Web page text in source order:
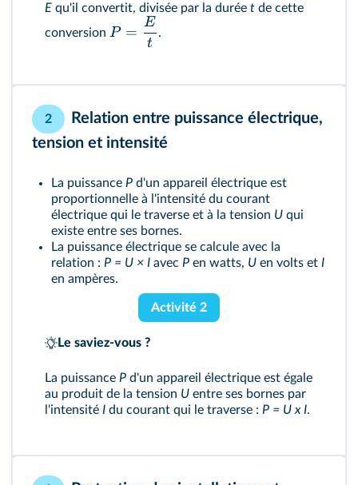
E qu'il convertit, divisée par la durée t de cette
conversion P =
t
E
.
2
Relation entre puissance électrique,
tension et intensité
La puissance P d'un appareil électrique est
proportionnelle à l'intensité du courant
électrique qui le traverse et à la tension U qui
existe entre ses bornes.
La puissance électrique se calcule avec la
relation : P = U × I avec P en watts, U en volts et I
en ampères.
Activité 2
Le saviez-vous ?
La puissance P d'un appareil électrique est égale
au produit de la tension U entre ses bornes par
l'intensité I du courant qui le traverse : P = U x I.